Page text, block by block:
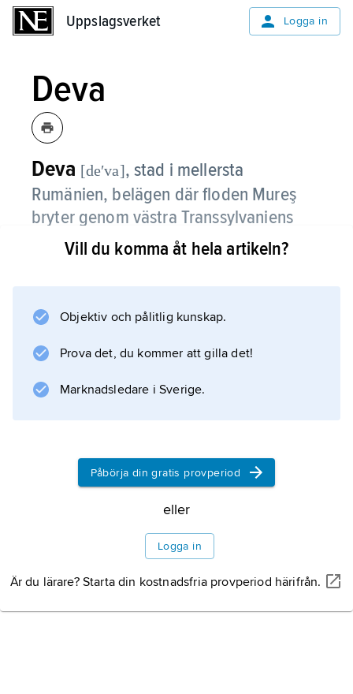
Uppslagsverket Logga in
Deva
Deva [deʹva],stad i mellersta
Rumänien, belägen där floden Mureş
bryter genom västra Transsylvaniens
bergmassiv; 61 800 invånare (2012).
under 2000-talet blivit ett turistcentrum för
möjlighet att besöka stadens borgruin och
den kringliggande naturparken.
Information om artikeln
Vill du komma åt hela artikeln?
Objektiv och pålitlig kunskap.
Prova det, du kommer att gilla det!
Marknadsledare i Sverige.
Påbörja din gratis provperiod
eller
Logga in
Är du lärare? Starta din kostnadsfria provperiod härifrån.